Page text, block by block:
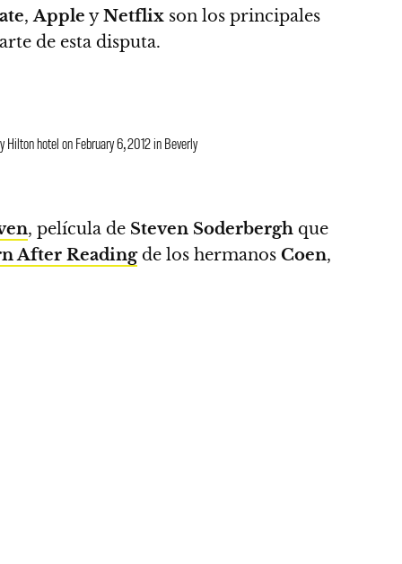
,Apple yNetflix son los principales
de esta disputa.
Hilton hotel on February 6, 2012 in Beverly
, película de Steven Soderbergh que
After Readingde los hermanos Coen,